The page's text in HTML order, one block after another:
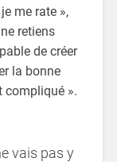
me rate »,
retiens
de créer
la bonne
compliqué ».
vais pas y